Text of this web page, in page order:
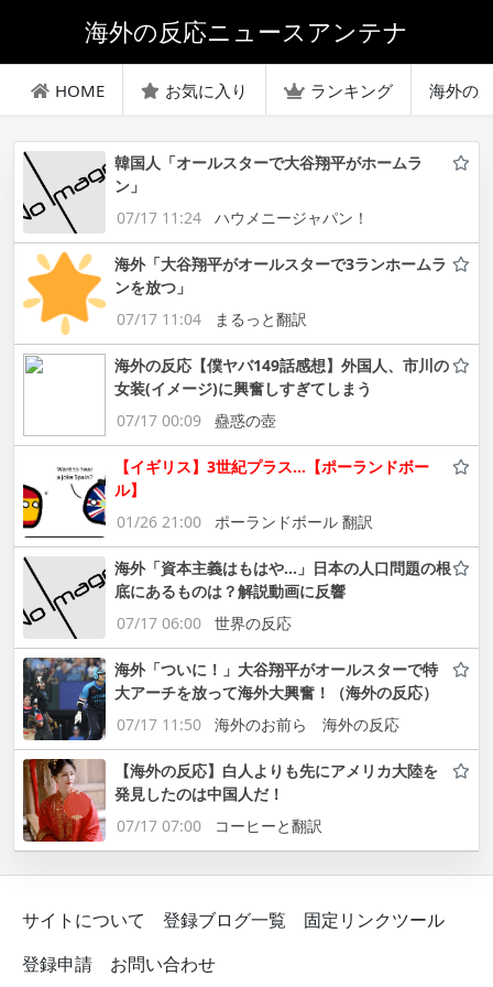
海外の反応ニュースアンテナ
HOME お気に入り ランキング 海外の
韓国人「オールスターで大谷翔平がホームラ
ン」
07/17 11:24
ハウメニージャパン！
海外「大谷翔平がオールスターで3ランホームラ
ンを放つ」
07/17 11:04
まるっと翻訳
海外の反応【僕ヤバ149話感想】外国人、市川の
女装(イメージ)に興奮しすぎてしまう
07/17 00:09
蠱惑の壺
【イギリス】3世紀プラス…【ポーランドボー
ル】
01/26 21:00
ポーランドボール 翻訳
海外「資本主義はもはや…」日本の人口問題の根
底にあるものは？解説動画に反響
07/17 06:00
世界の反応
海外「ついに！」大谷翔平がオールスターで特
大アーチを放って海外大興奮！（海外の反応）
07/17 11:50
海外のお前ら 海外の反応
【海外の反応】白人よりも先にアメリカ大陸を
発見したのは中国人だ！
07/17 07:00
コーヒーと翻訳
サイトについて 登録ブログ一覧
固定リンクツール
登録申請
お問い合わせ